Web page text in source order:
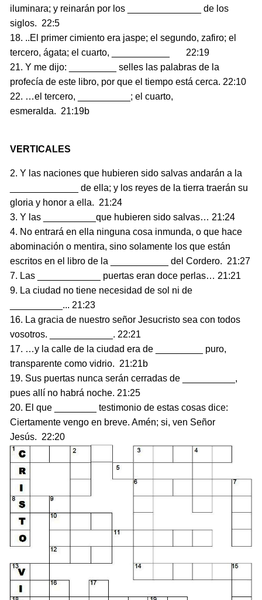
iluminara; y reinarán por los ______________ de los
siglos. 22:5
18. ..El primer cimiento era jaspe; el segundo, zafiro; el
tercero, ágata; el cuarto, ___________ 22:19
21. Y me dijo: _________ selles las palabras de la
profecía de este libro, por que el tiempo está cerca. 22:10
22. …el tercero, __________; el cuarto,
esmeralda. 21:19b
VERTICALES
2. Y las naciones que hubieren sido salvas andarán a la
_____________ de ella; y los reyes de la tierra traerán su
gloria y honor a ella. 21:24
3. Y las __________que hubieren sido salvas… 21:24
4. No entrará en ella ninguna cosa inmunda, o que hace
abominación o mentira, sino solamente los que están
escritos en el libro de la ___________ del Cordero. 21:27
7. Las ____________ puertas eran doce perlas… 21:21
9. La ciudad no tiene necesidad de sol ni de
__________... 21:23
16. La gracia de nuestro señor Jesucristo sea con todos
vosotros. ____________. 22:21
17. …y la calle de la ciudad era de _________ puro,
transparente como vidrio. 21:21b
19. Sus puertas nunca serán cerradas de __________,
pues allí no habrá noche. 21:25
20. El que ________ testimonio de estas cosas dice:
Ciertamente vengo en breve. Amén; si, ven Señor
Jesús. 22:20